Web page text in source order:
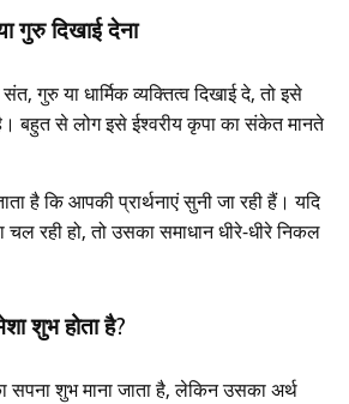
गुरु दिखाई देना
गुरु या धार्मिक व्यक्तित्व दिखाई दे, तो इसे
बहुत से लोग इसे ईश्वरीय कृपा का संकेत मानते
है कि आपकी प्रार्थनाएं सुनी जा रही हैं। यदि
रही हो, तो उसका समाधान धीरे-धीरे निकल
शुभ होता है?
सपना शुभ माना जाता है, लेकिन उसका अर्थ